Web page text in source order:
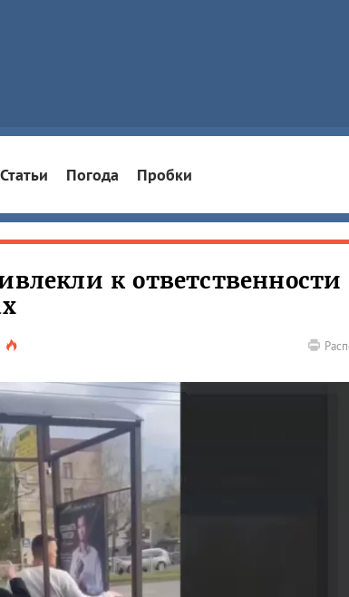
Статьи Погода Пробки
к ответственности